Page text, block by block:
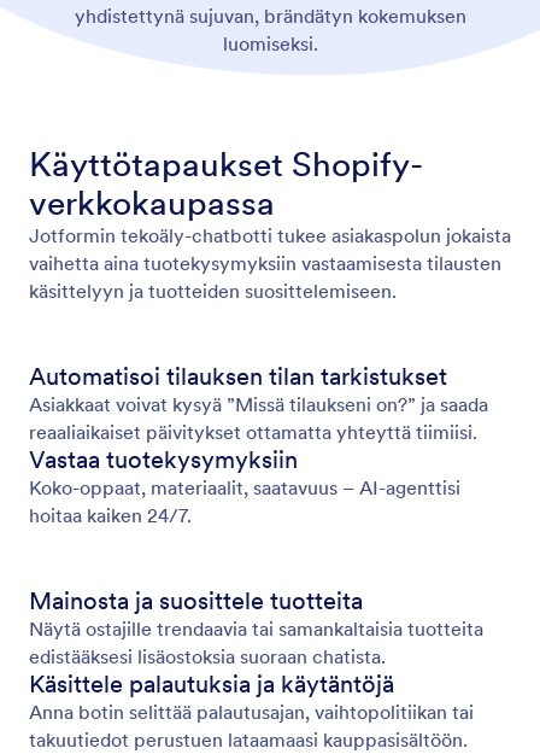
yhdistettynä sujuvan, brändätyn kokemuksen
luomiseksi.
Käyttötapaukset Shopify-
verkkokaupassa
Jotformin tekoäly-chatbotti tukee asiakaspolun jokaista
vaihetta aina tuotekysymyksiin vastaamisesta tilausten
käsittelyyn ja tuotteiden suosittelemiseen.
Automatisoi tilauksen tilan tarkistukset
Asiakkaat voivat kysyä ”Missä tilaukseni on?” ja saada
reaaliaikaiset päivitykset ottamatta yhteyttä tiimiisi.
Vastaa tuotekysymyksiin
Koko-oppaat, materiaalit, saatavuus – AI-agenttisi
hoitaa kaiken 24/7.
Mainosta ja suosittele tuotteita
Näytä ostajille trendaavia tai samankaltaisia tuotteita
edistääksesi lisäostoksia suoraan chatista.
Käsittele palautuksia ja käytäntöjä
Anna botin selittää palautusajan, vaihtopolitiikan tai
takuutiedot perustuen lataamaasi kauppasisältöön.